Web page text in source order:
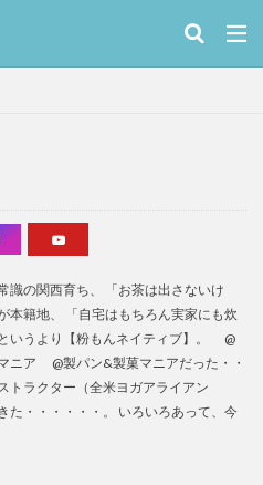
識の関西育ち、 「お茶は出さないけ
本籍地、 「自宅はもちろん実家にも炊
うより【粉もんネイティブ】。 @
ア @製パン&製菓マニアだった・・
トラクター（全米ヨガアライアン
・・・・・・。 いろいろあって、今